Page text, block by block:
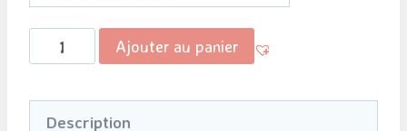
quantité
de
Bee
Ajouter au panier
Description